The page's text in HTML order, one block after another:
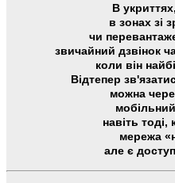
В
в зонах зі
чи
звичайний дзвінок
коли він
Відтепер
можна
навіть
мережа
але є